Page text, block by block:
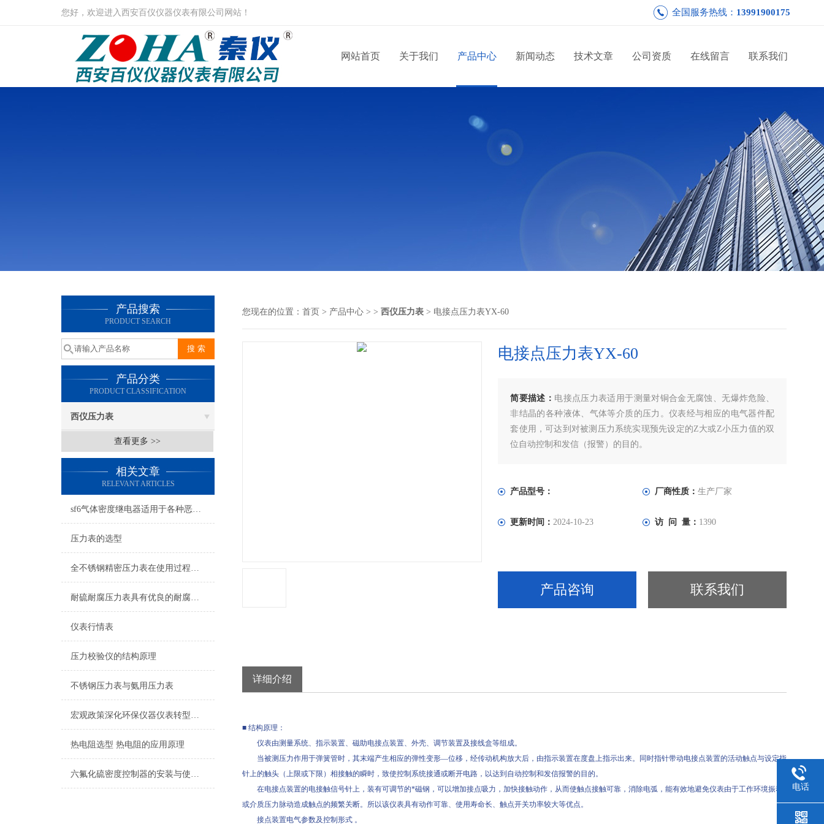
您好，欢迎进入西安百仪仪器仪表有限公司网站！ 全国服务热线： 13991900175
网站首页 关于我们 产品中心 新闻动态 技术文章 公司资质 在线留言 联系我们
产品搜索
PRODUCT SEARCH
产品分类
PRODUCT CLASSIFICATION
西仪压力表
查看更多 >>
相关文章
RELEVANT ARTICLES
sf6气体密度继电器适用于各种恶劣环境和气候条件
压力表的选型
全不锈钢精密压力表在使用过程中的常见问题分析
耐硫耐腐压力表具有优良的耐腐蚀性能
仪表行情表
压力校验仪的结构原理
不锈钢压力表与氨用压力表
宏观政策深化环保仪器仪表转型发展
热电阻选型 热电阻的应用原理
六氟化硫密度控制器的安装与使用过程是至关重要的
您现在的位置： 首页 > 产品中心 > > 西仪压力表 > 电接点压力表YX-60
电接点压力表YX-60
简要描述： 电接点压力表适用于测量对铜合金无腐蚀、无爆炸危险、
非结晶的各种液体、气体等介质的压力。仪表经与相应的电气器件配
套使用，可达到对被测压力系统实现预先设定的Z大或Z小压力值的双
位自动控制和发信（报警）的目的。
用。
产品型号： 厂商性质： 生产厂家
更新时间：2024-10-23 访 问 量： 1390
产品咨询 联系我们
详细介绍
■ 结构原理：
仪表由测量系统、指示装置、磁助电接点装置、外壳、调节装置及接线盒等组成。
当被测压力作用于弹簧管时，其末端产生相应的弹性变形—位移，经传动机构放大后，由指示装置在度盘上指示出来。同时指针带动电接点装置的活动触点与设定指
针上的触头（上限或下限）相接触的瞬时，致使控制系统接通或断开电路，以达到自动控制和发信报警的目的。
在电接点装置的电接触信号针上，装有可调节的*磁钢，可以增加接点吸力，加快接触动作，从而使触点接触可靠，消除电弧，能有效地避免仪表由于工作环境振动
或介质压力脉动造成触点的频繁关断。所以该仪表具有动作可靠、使用寿命长、触点开关功率较大等优点。
接点装置电气参数及控制形式 。
电话